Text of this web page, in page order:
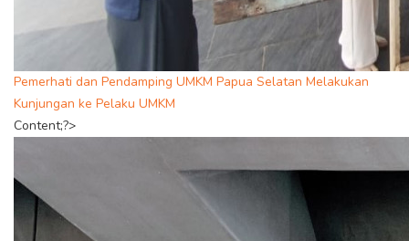
Pemerhati dan Pendamping UMKM Papua Selatan Melakukan
Kunjungan ke Pelaku UMKM
Content;?>